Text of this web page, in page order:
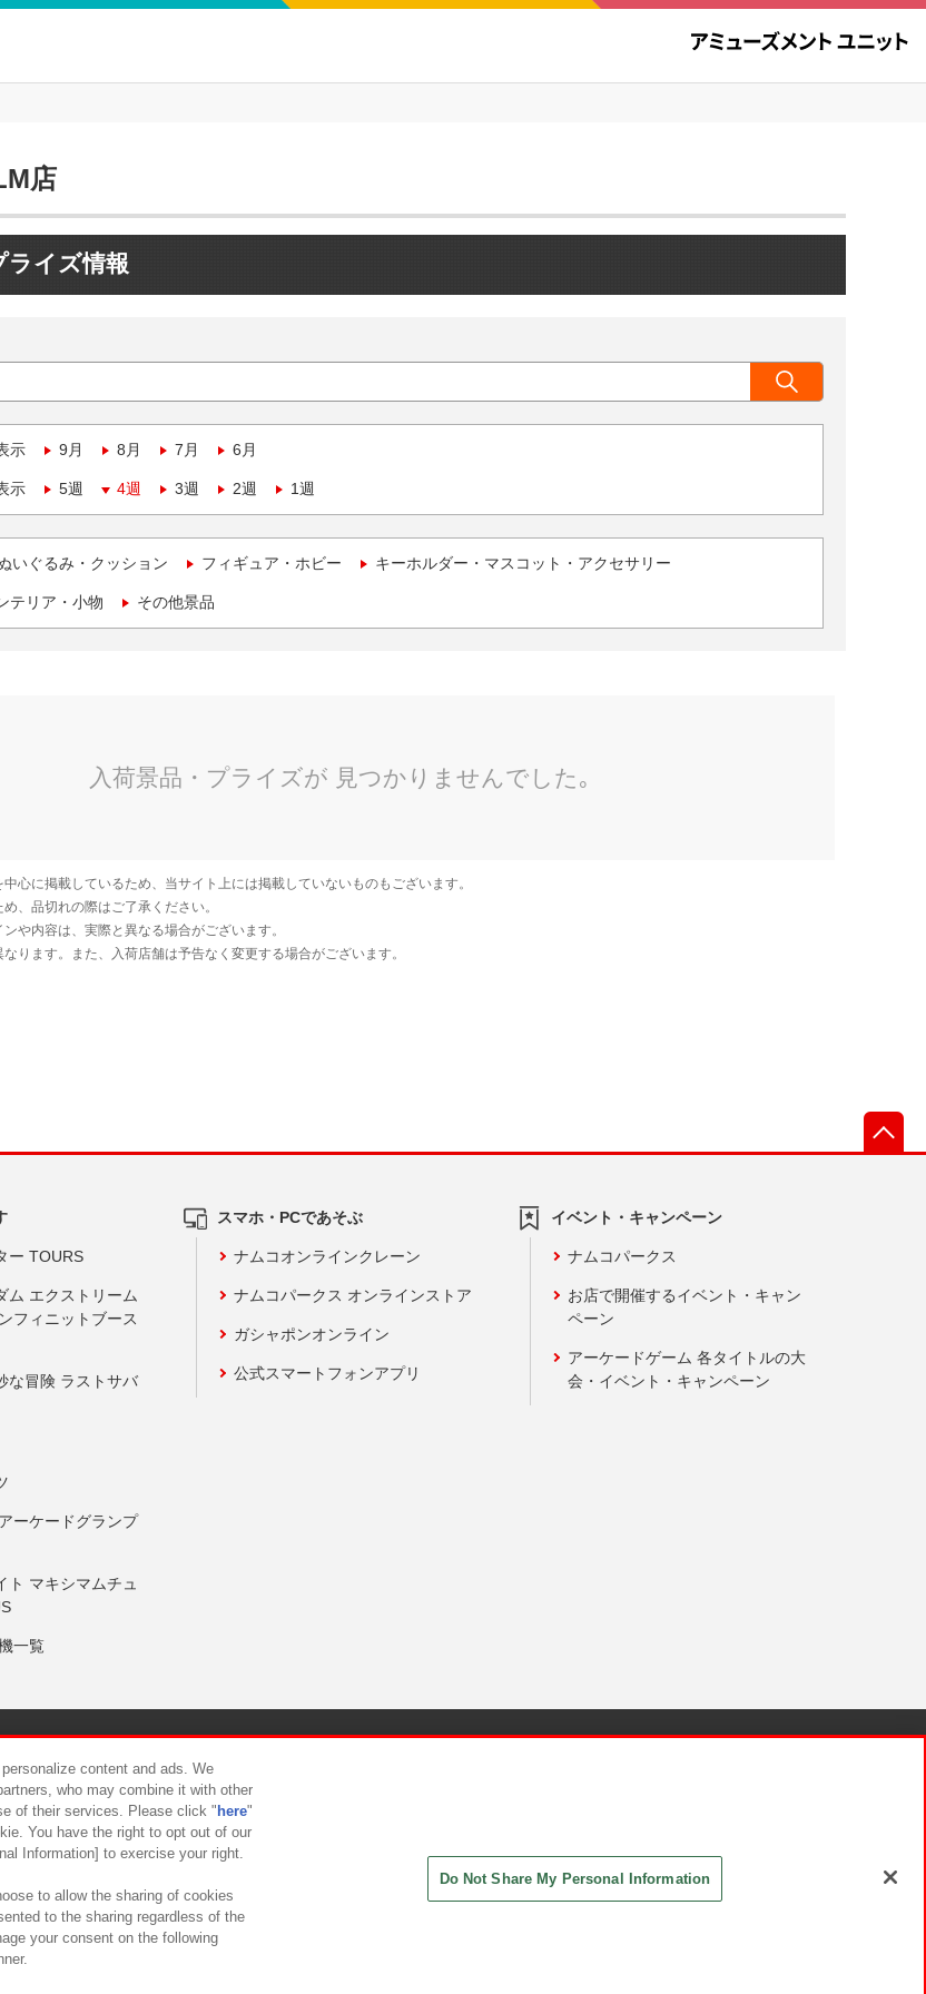
店
ライズ情報
示 9月 8月 7月 6月
示 5週 4週 3週 2週 1週
いぐるみ・クッション フィギュア・ホビー キーホルダー・マスコット・アクセサリー
テリア・小物 その他景品
ー TOURS
ム エクストリーム
フィニットブース
な冒険 ラストサバ
ーケードグランプ
ト マキシマムチュ
一覧
スマホ・PCであそぶ
ナムコオンラインクレーン
ナムコパークス オンラインストア
ガシャポンオンライン
公式スマートフォンアプリ
イベント・キャンペーン
ナムコパークス
お店で開催するイベント・キャン
ペーン
アーケードゲーム 各タイトルの大
会・イベント・キャンペーン
カスタマーハラスメント対応方針
content and ads. We
who may combine it with other
of their services. Please click " here"
You have the right to opt out of our
Information] to exercise your right.
to allow the sharing of cookies
to the sharing regardless of the
your consent on the following
Do Not Share My Personal Information